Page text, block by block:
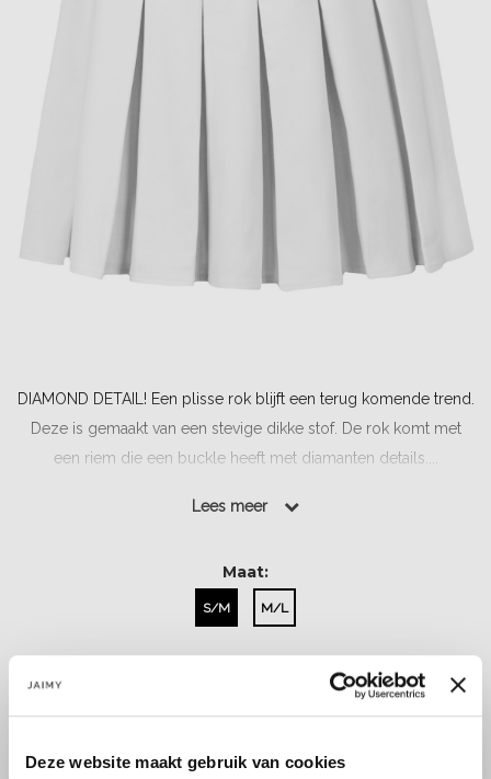
Deze website maakt gebruik van cookies
DIAMOND DETAIL! Een plisse rok blijft een terug komende trend.
Deze is gemaakt van een stevige dikke stof. De rok komt met
een riem die een buckle heeft met diamanten details....
Lees meer
Maat:
S/M M/L